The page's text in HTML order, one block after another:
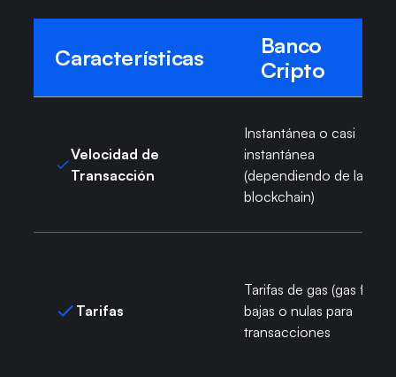
Características
Banco
Cripto
Velocidad de
Transacción
Instantánea o casi
instantánea
(dependiendo de la red
blockchain)
Tarifas
Tarifas de gas (gas fees)
bajas o nulas para
transacciones